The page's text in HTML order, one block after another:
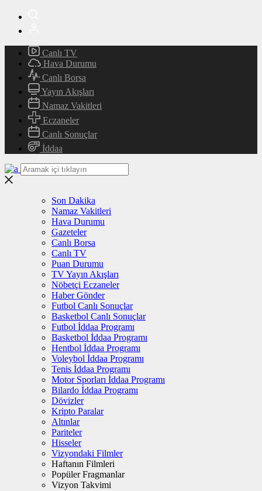
Canlı TV
Hava Durumu
Canlı Borsa
Yayın Akışları
Namaz Vakitleri
Eczaneler
Canlı Sonuçlar
İddaa
Son Dakika
Namaz Vakitleri
Hava Durumu
Gazeteler
Canlı Borsa
Canlı TV
Puan Durumu
TV Yayın Akışları
Nöbetçi Eczaneler
Haber Gönder
Futbol Canlı Sonuçlar
Basketbol Canlı Sonuçlar
Futbol İddaa Programı
Basketbol İddaa Programı
Hentbol İddaa Programı
Voleybol İddaa Programı
Tenis İddaa Programı
Motor Sporları İddaa Programı
Bilardo İddaa Programı
Dövizler
Kripto Paralar
Altınlar
Pariteler
Hisseler
Vizyondaki Filmler
Haftanın Filmleri
Popüler Fragmanlar
Vizyon Takvimi